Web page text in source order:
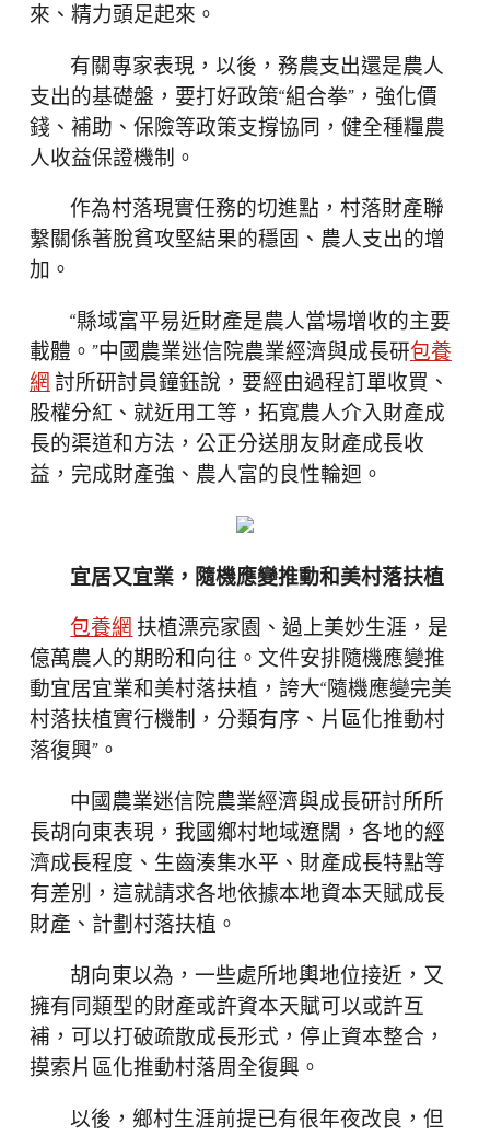
來、精力頭足起來。
有關專家表現，以後，務農支出還是農人
支出的基礎盤，要打好政策“組合拳”，強化價
錢、補助、保險等政策支撐協同，健全種糧農
人收益保證機制。
作為村落現實任務的切進點，村落財產聯
繫關係著脫貧攻堅結果的穩固、農人支出的增
加。
“縣域富平易近財產是農人當場增收的主要
載體。”中國農業迷信院農業經濟與成長研包養
網討所研討員鐘鈺說，要經由過程訂單收買、
股權分紅、就近用工等，拓寬農人介入財產成
長的渠道和方法，公正分送朋友財產成長收
益，完成財產強、農人富的良性輪迴。
宜居又宜業，隨機應變推動和美村落扶植
包養網扶植漂亮家園、過上美妙生涯，是
億萬農人的期盼和向往。文件安排隨機應變推
動宜居宜業和美村落扶植，誇大“隨機應變完美
村落扶植實行機制，分類有序、片區化推動村
落復興”。
中國農業迷信院農業經濟與成長研討所所
長胡向東表現，我國鄉村地域遼闊，各地的經
濟成長程度、生齒湊集水平、財產成長特點等
有差別，這就請求各地依據本地資本天賦成長
財產、計劃村落扶植。
胡向東以為，一些處所地輿地位接近，又
擁有同類型的財產或許資本天賦可以或許互
補，可以打破疏散成長形式，停止資本整合，
摸索片區化推動村落周全復興。
以後，鄉村生涯前提已有很年夜改良，但